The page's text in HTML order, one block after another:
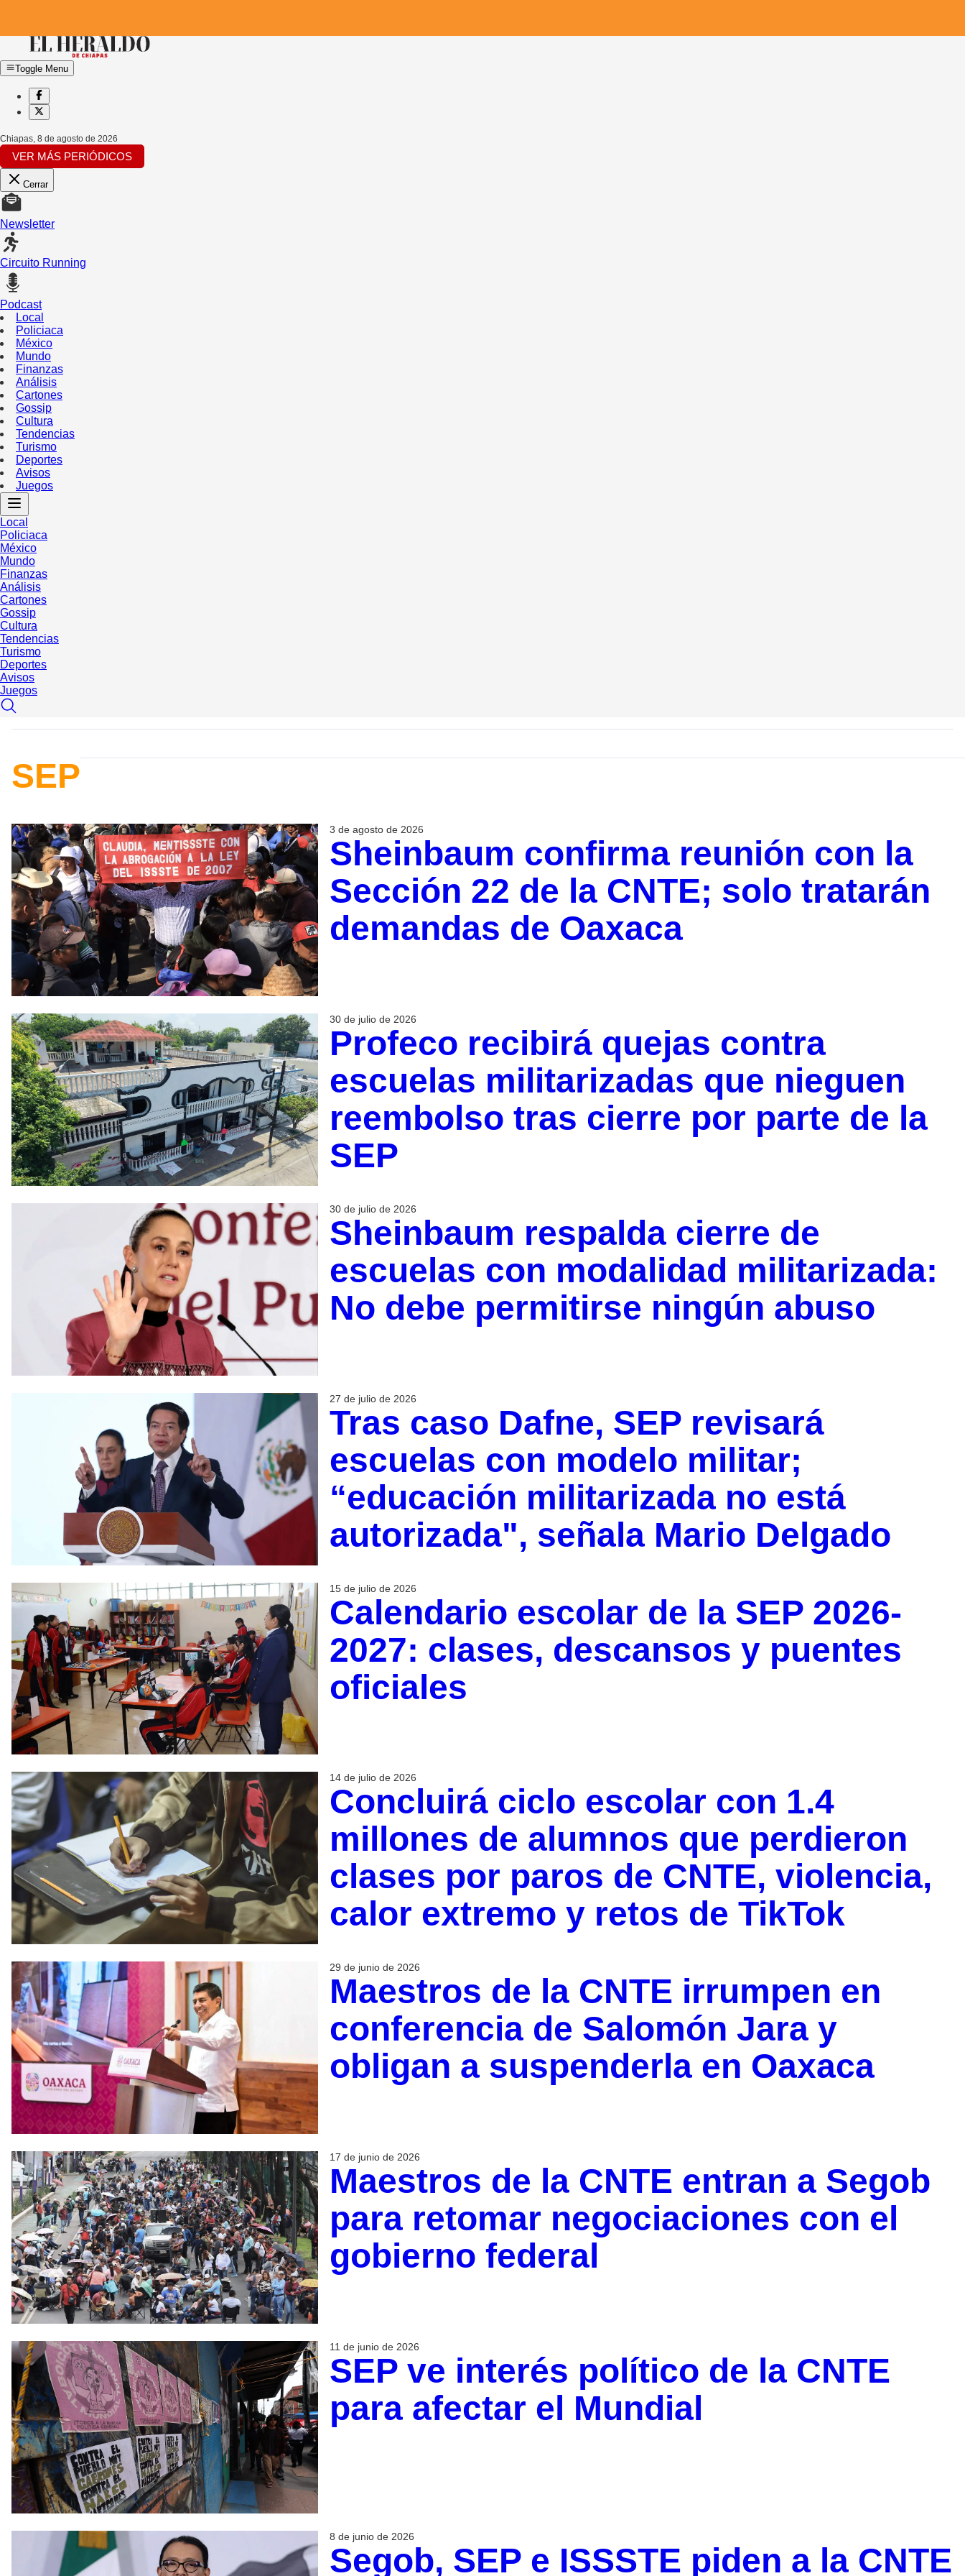
Toggle Menu
Chiapas, 8 de agosto de 2026
VER MÁS PERIÓDICOS
Cerrar
Newsletter
Circuito Running
Podcast
Local
Policiaca
México
Mundo
Finanzas
Análisis
Cartones
Gossip
Cultura
Tendencias
Turismo
Deportes
Avisos
Juegos
Local
Policiaca
México
Mundo
Finanzas
Análisis
Cartones
Gossip
Cultura
Tendencias
Turismo
Deportes
Avisos
Juegos
SEP
3 de agosto de 2026
Sheinbaum confirma reunión con la
Sección 22 de la CNTE; solo tratarán
demandas de Oaxaca
30 de julio de 2026
Profeco recibirá quejas contra
escuelas militarizadas que nieguen
reembolso tras cierre por parte de la
SEP
30 de julio de 2026
Sheinbaum respalda cierre de
escuelas con modalidad militarizada:
No debe permitirse ningún abuso
27 de julio de 2026
Tras caso Dafne, SEP revisará
escuelas con modelo militar;
“educación militarizada no está
autorizada", señala Mario Delgado
15 de julio de 2026
Calendario escolar de la SEP 2026-
2027: clases, descansos y puentes
oficiales
14 de julio de 2026
Concluirá ciclo escolar con 1.4
millones de alumnos que perdieron
clases por paros de CNTE, violencia,
calor extremo y retos de TikTok
29 de junio de 2026
Maestros de la CNTE irrumpen en
conferencia de Salomón Jara y
obligan a suspenderla en Oaxaca
17 de junio de 2026
Maestros de la CNTE entran a Segob
para retomar negociaciones con el
gobierno federal
11 de junio de 2026
SEP ve interés político de la CNTE
para afectar el Mundial
8 de junio de 2026
Segob, SEP e ISSSTE piden a la CNTE